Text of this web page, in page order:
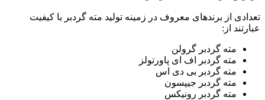
تعدادی از برندهای معروف در زمینه تولید مته گردبر با کیفیت
عبارتند از:
مته گردبر گرولن
مته گردبر اف ای پاورتولز
مته گردبر بی دی اس
مته گردبر جیپسون
مته گردبر رونیکس